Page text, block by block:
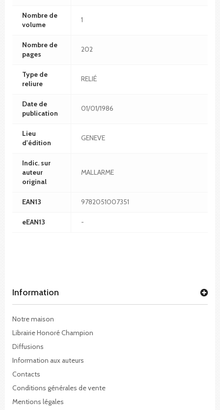
Nombre de
volume
1
Nombre de
pages
202
Type de
reliure
RELIÉ
Date de
publication
01/01/1986
Lieu
d'édition
GENEVE
Indic. sur
auteur
original
MALLARME
EAN13 9782051007351
eEAN13 -
Information
Notre maison
Librairie Honoré Champion
Diffusions
Information aux auteurs
Contacts
Conditions générales de vente
Mentions légales